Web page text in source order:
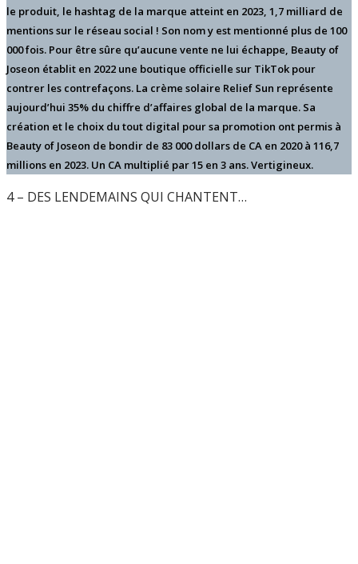
le produit, le hashtag de la marque atteint en 2023, 1,7 milliard de
mentions sur le réseau social ! Son nom y est mentionné plus de 100
000 fois. Pour être sûre qu’aucune vente ne lui échappe, Beauty of
Joseon établit en 2022 une boutique officielle sur TikTok pour
contrer les contrefaçons. La crème solaire Relief Sun représente
aujourd’hui 35% du chiffre d’affaires global de la marque. Sa
création et le choix du tout digital pour sa promotion ont permis à
Beauty of Joseon de bondir de 83 000 dollars de CA en 2020 à 116,7
millions en 2023. Un CA multiplié par 15 en 3 ans. Vertigineux.
4 – DES LENDEMAINS QUI CHANTENT…